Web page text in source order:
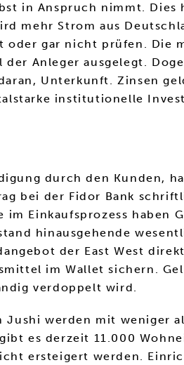
in Anspruch nimmt. Dies
mehr Strom aus
oder gar nicht prüfen. Die
Anleger ausgelegt.
Unterkunft. Zinsen
institutionelle
durch den Kunden,
bei der Fidor Bank
Einkaufsprozess haben
hinausgehende
der East West
im Wallet sichern.
verdoppelt wird.
werden mit weniger
es derzeit 11.000
ersteigert werden.